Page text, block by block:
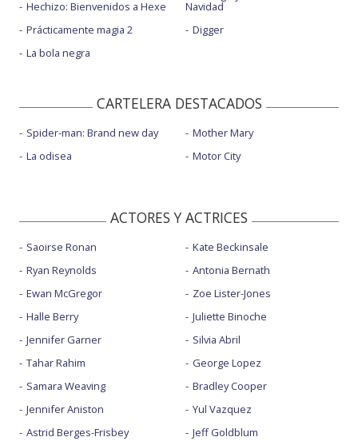
Hechizo: Bienvenidos a Hexe
Prácticamente magia 2
La bola negra
Navidad
Digger
CARTELERA DESTACADOS
Spider-man: Brand new day
La odisea
Mother Mary
Motor City
ACTORES Y ACTRICES
Saoirse Ronan
Ryan Reynolds
Ewan McGregor
Halle Berry
Jennifer Garner
Tahar Rahim
Samara Weaving
Jennifer Aniston
Astrid Berges-Frisbey
Kate Beckinsale
Antonia Bernath
Zoe Lister-Jones
Juliette Binoche
Silvia Abril
George Lopez
Bradley Cooper
Yul Vazquez
Jeff Goldblum